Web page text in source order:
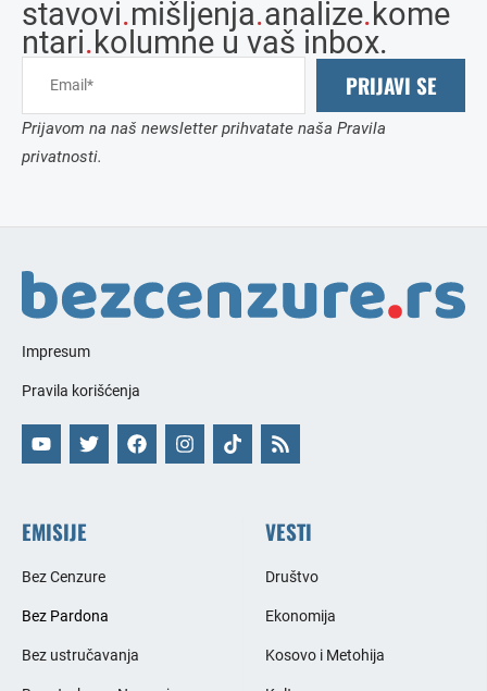
stavovi.mišljenja.analize.kome
ntari.kolumne u vaš inbox.
PRIJAVI SE
Prijavom na naš newsletter prihvatate naša Pravila
privatnosti.
Impresum
Pravila korišćenja
EMISIJE
Bez Cenzure
Bez Pardona
Bez ustručavanja
VESTI
Društvo
Ekonomija
Kosovo i Metohija